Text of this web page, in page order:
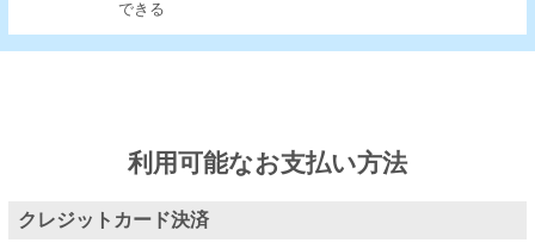
できる
利用可能なお支払い方法
クレジットカード決済